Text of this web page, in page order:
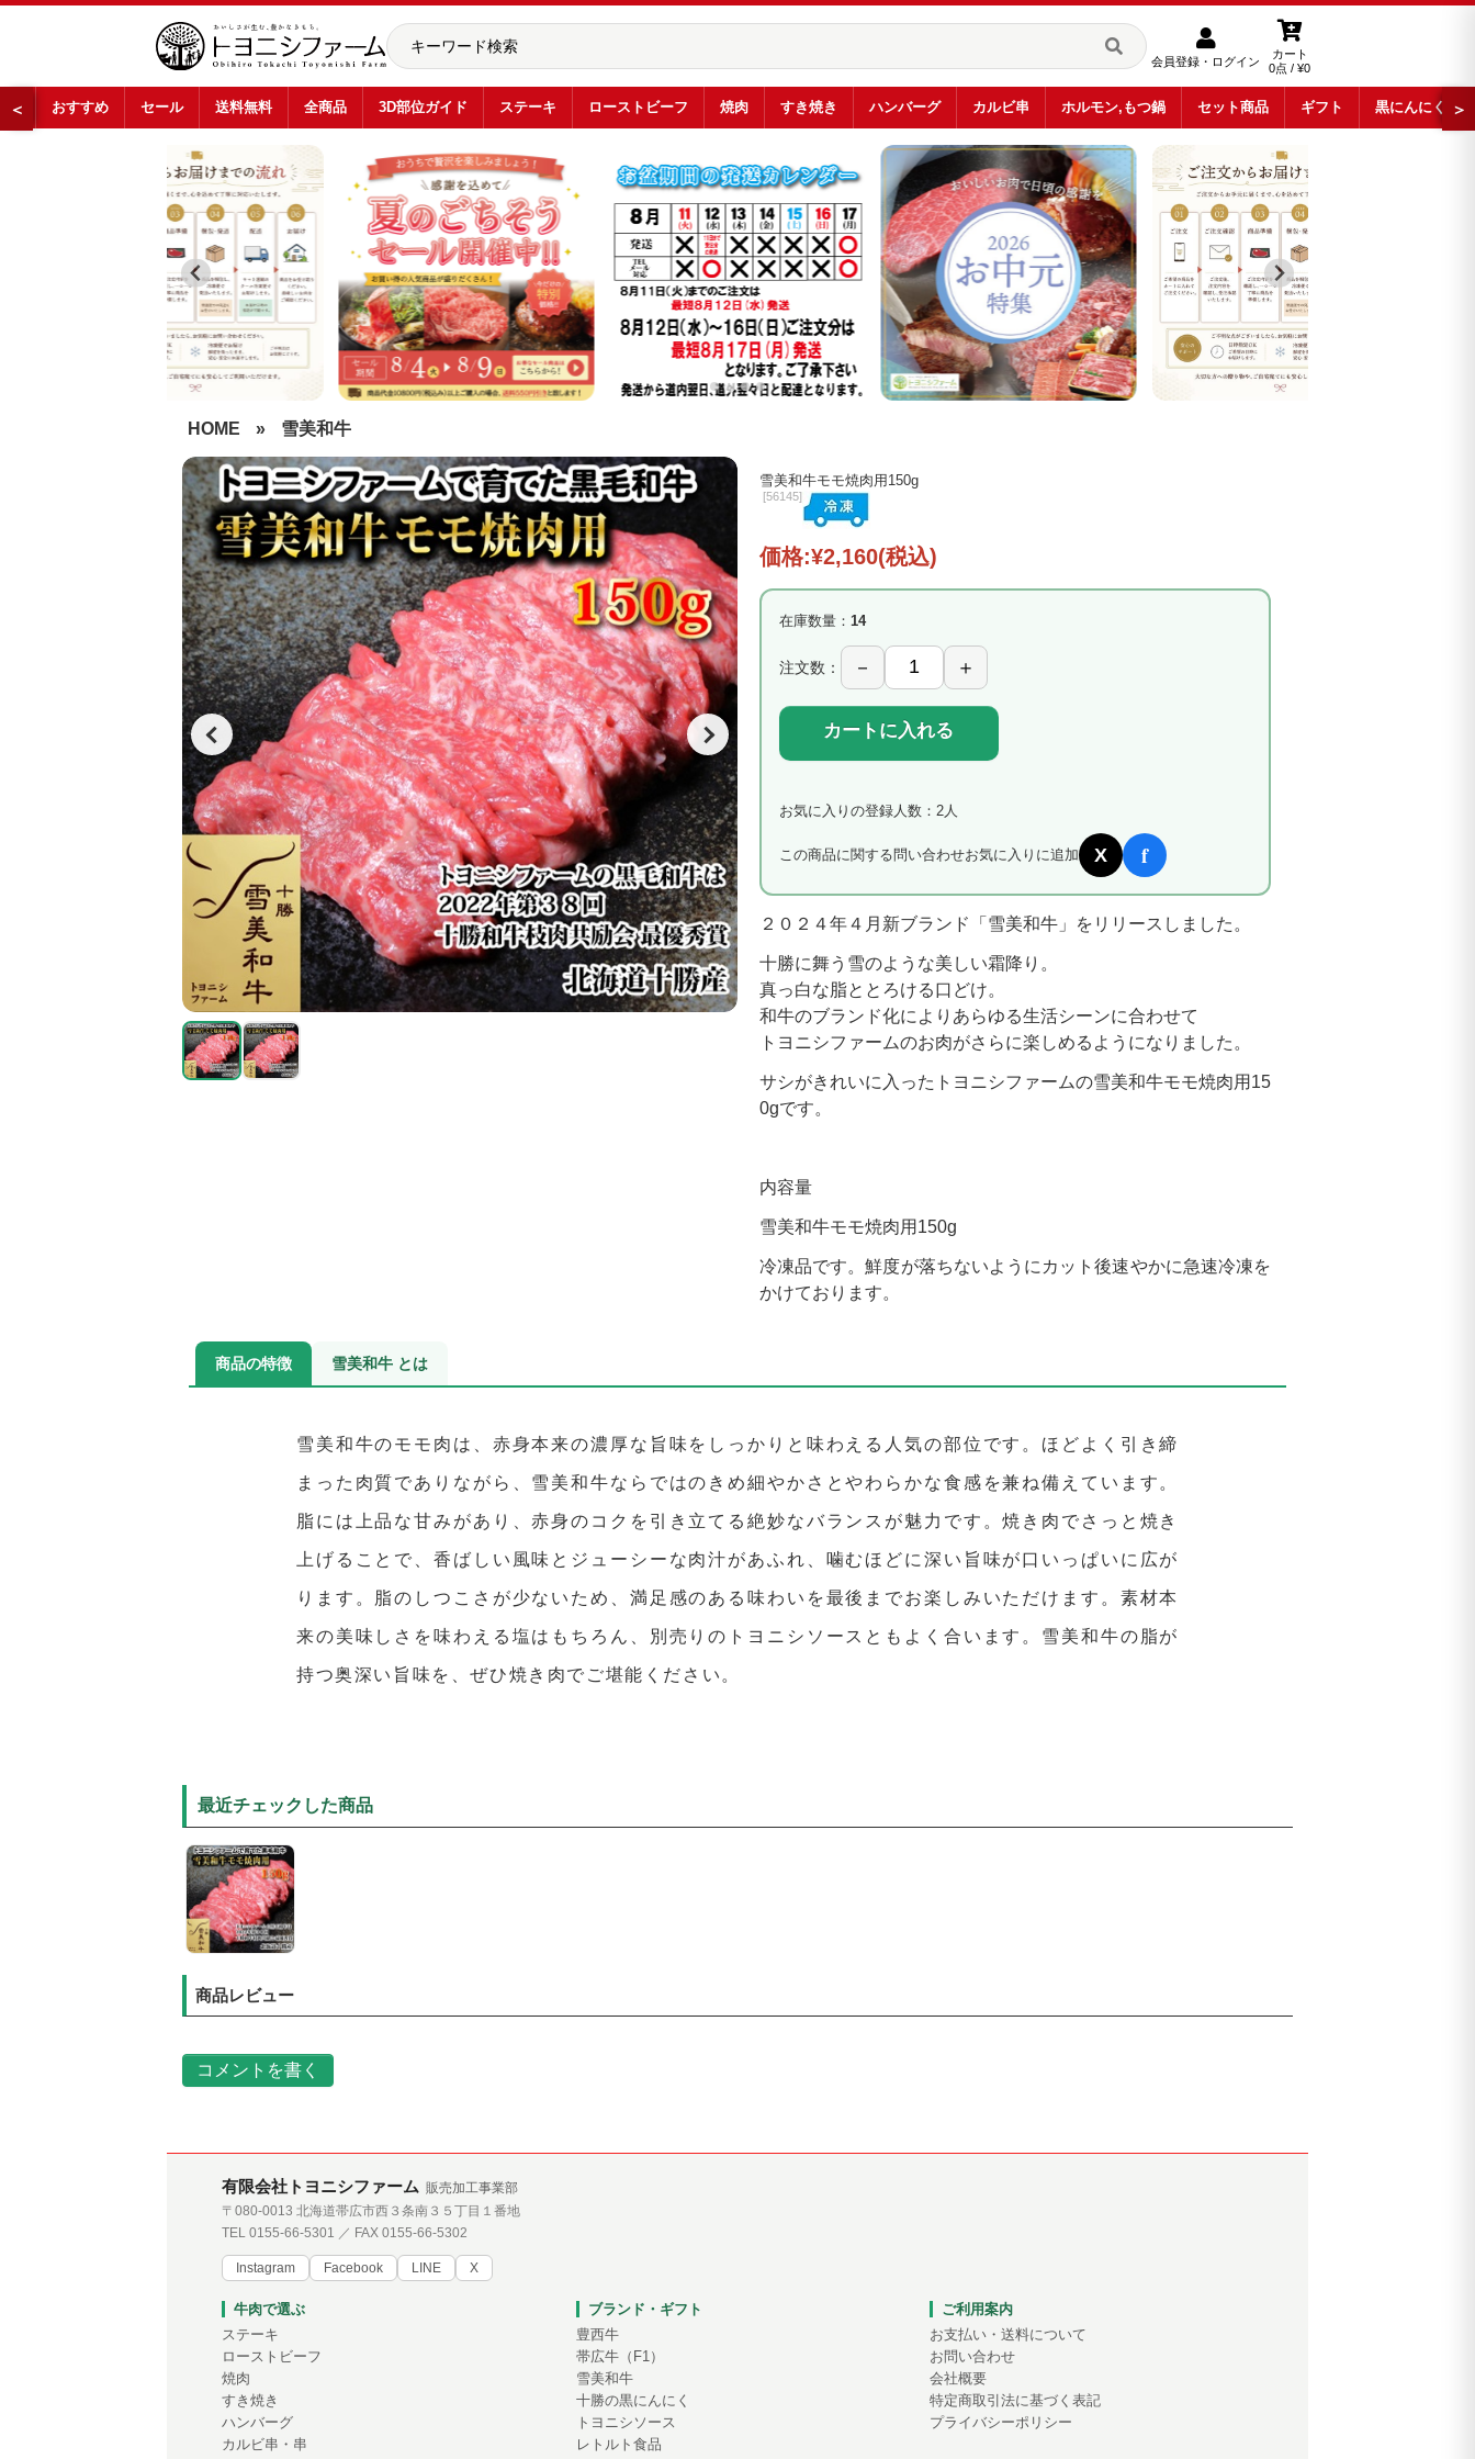
会員登録・ログイン
カート
0点 / ¥0
＜ おすすめ セール 送料無料 全商品 3D部位ガイド ステーキ ローストビーフ 焼肉 すき焼き ハンバーグ カルビ串 ホルモン,もつ鍋 セット商品 ギフト 黒にんにく ＞
HOME » 雪美和牛
雪美和牛モモ焼肉用150g
[56145]
価格:¥2,160(税込)
在庫数量： 14
注文数：
カートに入れる
お気に入りの登録人数：2人
この商品に関する問い合わせお気に入りに追加 X f
２０２４年４月新ブランド「雪美和牛」をリリースしました。
十勝に舞う雪のような美しい霜降り。
真っ白な脂ととろける口どけ。
和牛のブランド化によりあらゆる生活シーンに合わせて
トヨニシファームのお肉がさらに楽しめるようになりました。
サシがきれいに入ったトヨニシファームの雪美和牛モモ焼肉用15
0gです。
内容量
雪美和牛モモ焼肉用150g
冷凍品です。鮮度が落ちないようにカット後速やかに急速冷凍を
かけております。
商品の特徴 雪美和牛 とは
雪美和牛のモモ肉は、赤身本来の濃厚な旨味をしっかりと味わえる人気の部位です。ほどよく引き締
まった肉質でありながら、雪美和牛ならではのきめ細やかさとやわらかな食感を兼ね備えています。
脂には上品な甘みがあり、赤身のコクを引き立てる絶妙なバランスが魅力です。焼き肉でさっと焼き
上げることで、香ばしい風味とジューシーな肉汁があふれ、噛むほどに深い旨味が口いっぱいに広が
ります。脂のしつこさが少ないため、満足感のある味わいを最後までお楽しみいただけます。素材本
来の美味しさを味わえる塩はもちろん、別売りのトヨニシソースともよく合います。雪美和牛の脂が
持つ奥深い旨味を、ぜひ焼き肉でご堪能ください。
最近チェックした商品
商品レビュー
コメントを書く
有限会社トヨニシファーム 販売加工事業部
〒080-0013 北海道帯広市西３条南３５丁目１番地
TEL 0155-66-5301 ／ FAX 0155-66-5302
Instagram Facebook LINE X
牛肉で選ぶ
ステーキ
ローストビーフ
焼肉
すき焼き
ハンバーグ
カルビ串・串
ブランド・ギフト
豊西牛
帯広牛（F1）
雪美和牛
十勝の黒にんにく
トヨニシソース
レトルト食品
ご利用案内
お支払い・送料について
お問い合わせ
会社概要
特定商取引法に基づく表記
プライバシーポリシー